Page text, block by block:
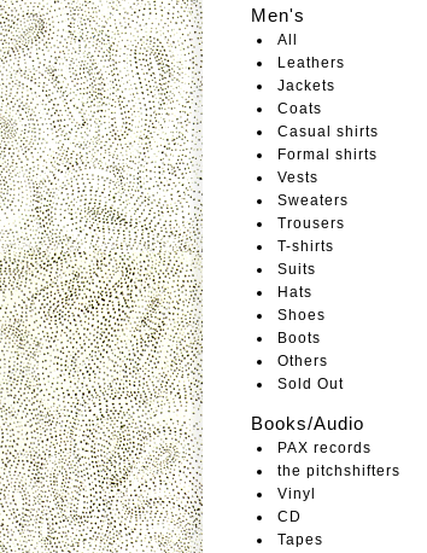
Men's
All
Leathers
Jackets
Coats
Casual shirts
Formal shirts
Vests
Sweaters
Trousers
T-shirts
Suits
Hats
Shoes
Boots
Others
Sold Out
Books/Audio
PAX records
the pitchshifters
Vinyl
CD
Tapes